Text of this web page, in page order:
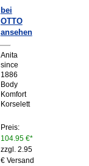
bei
OTTO
ansehen
Anita
since
1886
Body
Komfort
Korselett
Preis:
104.95 €*
zzgl. 2.95
€ Versand